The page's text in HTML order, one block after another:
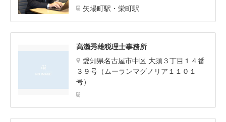
矢場町駅・栄町駅
高瀬秀雄税理士事務所
愛知県名古屋市中区 大須３丁目１４番
３９号（ムーランマグノリア１１０１
号）